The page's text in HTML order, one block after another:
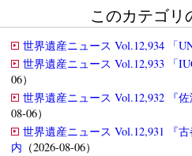
このカテゴリ
世界遺産ニュース Vol.12,934 「
世界遺産ニュース Vol.12,933 「
06）
世界遺産ニュース Vol.12,932 『佐
08-06）
世界遺産ニュース Vol.12,931 『
内 （2026-08-06）